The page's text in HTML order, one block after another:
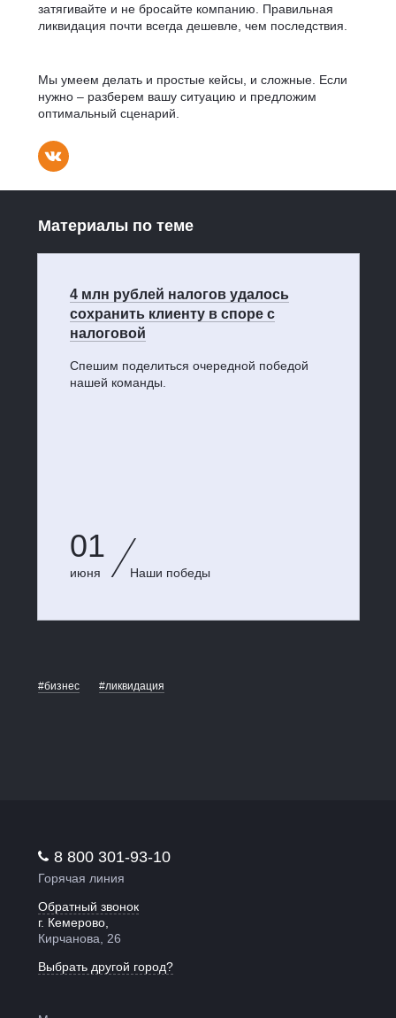
затягивайте и не бросайте компанию. Правильная
ликвидация почти всегда дешевле, чем последствия.
Мы умеем делать и простые кейсы, и сложные. Если
нужно – разберем вашу ситуацию и предложим
оптимальный сценарий.
Материалы по теме
4 млн рублей налогов удалось
сохранить клиенту в споре с
налоговой
Спешим поделиться очередной победой
нашей команды.
01
июня Наши победы
#бизнес #ликвидация
8 800 301-93-10
Горячая линия
Обратный звонок
г. Кемерово,
Кирчанова, 26
Выбрать другой город?